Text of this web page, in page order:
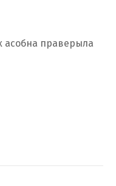
асобна праверыла